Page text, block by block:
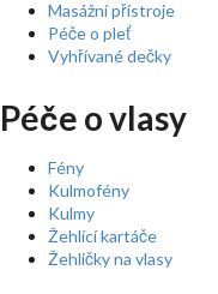
Masážní přístroje
Péče o pleť
Vyhřívané dečky
Péče o vlasy
Fény
Kulmofény
Kulmy
Žehlící kartáče
Žehličky na vlasy